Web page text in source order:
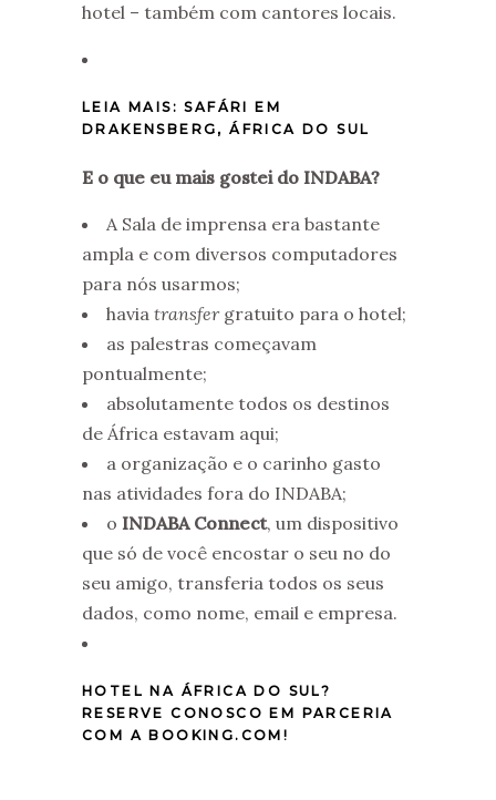
hotel – também com cantores locais.
LEIA MAIS: SAFÁRI EM
DRAKENSBERG, ÁFRICA DO SUL
E o que eu mais gostei do INDABA?
A Sala de imprensa era bastante
ampla e com diversos computadores
para nós usarmos;
havia transfergratuito para o hotel;
as palestras começavam
pontualmente;
absolutamente todos os destinos
de África estavam aqui;
a organização e o carinho gasto
nas atividades fora do INDABA;
o INDABA Connect, um dispositivo
que só de você encostar o seu no do
seu amigo, transferia todos os seus
dados, como nome, email e empresa.
HOTEL NA ÁFRICA DO SUL?
RESERVE CONOSCO EM PARCERIA
COM A BOOKING.COM!